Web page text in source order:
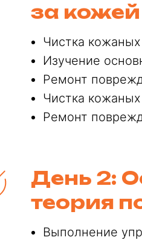
за кожей
Чистка
Изучение
Ремонт
Чистка
Ремонт
День 2:
теория
Выполнение